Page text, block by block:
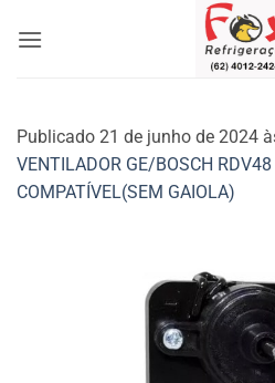
Publicado 21 de junho de 2024
VENTILADOR GE/BOSCH
COMPATÍVEL(SEM GAIOLA)